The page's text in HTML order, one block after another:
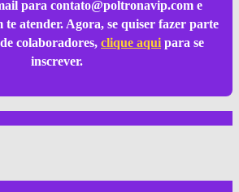
para contato@poltronavip.come
te atender. Agora, se quiser fazer parte
colaboradores, clique aqui para se
inscrever.